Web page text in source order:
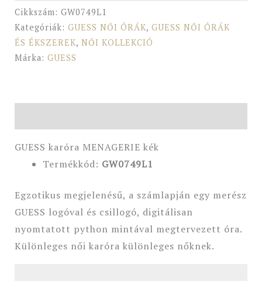
Cikkszám: GW0749L1
Kategóriák: GUESS NŐI ÓRÁK, GUESS NŐI ÓRÁK
ÉS ÉKSZEREK, NŐI KOLLEKCIÓ
Márka: GUESS
GUESS karóra MENAGERIE kék
Termékkód: GW0749L1
Egzotikus megjelenésű, a számlapján egy merész
GUESS logóval és csillogó, digitálisan
nyomtatott python mintával megtervezett óra.
Különleges női karóra különleges nőknek.